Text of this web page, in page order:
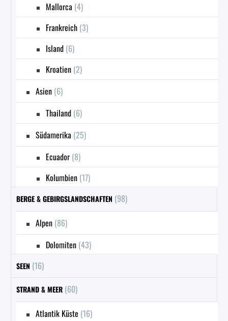
Mallorca (4)
Frankreich (3)
Island (6)
Kroatien (2)
Asien (6)
Thailand (6)
Südamerika (25)
Ecuador (8)
Kolumbien (17)
BERGE & GEBIRGSLANDSCHAFTEN (98)
Alpen (86)
Dolomiten (43)
SEEN (16)
STRAND & MEER (60)
Atlantik Küste (16)